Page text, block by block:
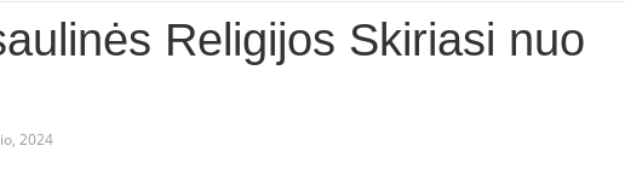
Religijos Skiriasi nuo
2024